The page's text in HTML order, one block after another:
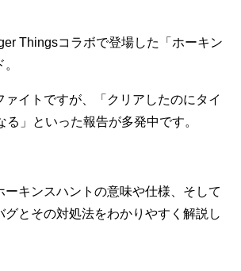
Thingsコラボで登場した「ホーキン
ァイトですが、「クリアしたのにタイ
る」といった報告が多発中です。
ーキンスハントの意味や仕様、そして
グとその対処法をわかりやすく解説し